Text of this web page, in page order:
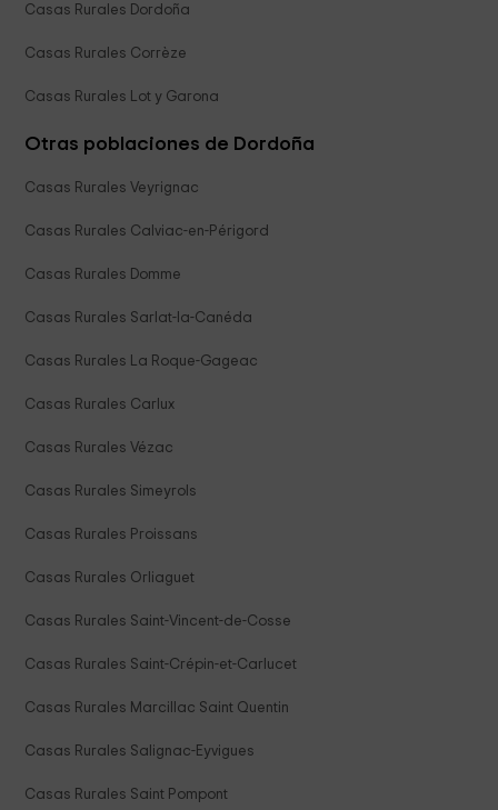
Casas Rurales Dordoña
Casas Rurales Corrèze
Casas Rurales Lot y Garona
Otras poblaciones de Dordoña
Casas Rurales Veyrignac
Casas Rurales Calviac-en-Périgord
Casas Rurales Domme
Casas Rurales Sarlat-la-Canéda
Casas Rurales La Roque-Gageac
Casas Rurales Carlux
Casas Rurales Vézac
Casas Rurales Simeyrols
Casas Rurales Proissans
Casas Rurales Orliaguet
Casas Rurales Saint-Vincent-de-Cosse
Casas Rurales Saint-Crépin-et-Carlucet
Casas Rurales Marcillac Saint Quentin
Casas Rurales Salignac-Eyvigues
Casas Rurales Saint Pompont